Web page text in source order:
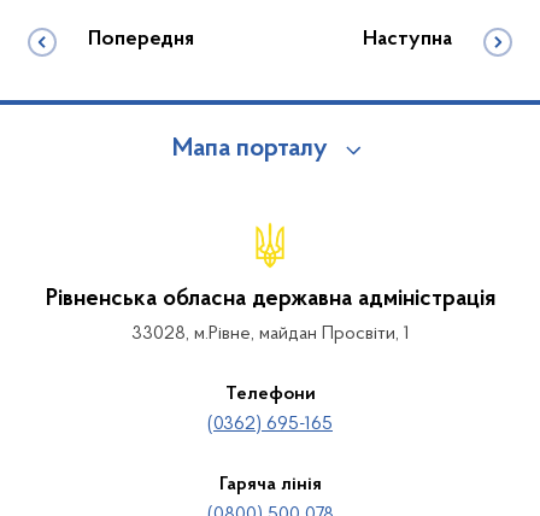
Попередня Наступна
Мапа порталу
Рівненська обласна державна адміністрація
33028, м.Рівне, майдан Просвіти, 1
Телефони
(0362) 695-165
Гаряча лінія